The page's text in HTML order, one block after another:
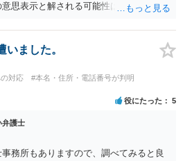
思表示と解される可能性はあります
）。 いずれにしても、相手会社の実在
相手方とのやりとりを一旦保留とし
記事項証明書の入手を試みてみる方法
実在する会社なのか、やりとりしてい
のか等について、登記登録の有無や登
す）。 【参考】法務局サイト https://w
いました。
対応
#本名・住所・電話番号が判明
役にたった 5
弁護士
務所もありますので、調べてみると良